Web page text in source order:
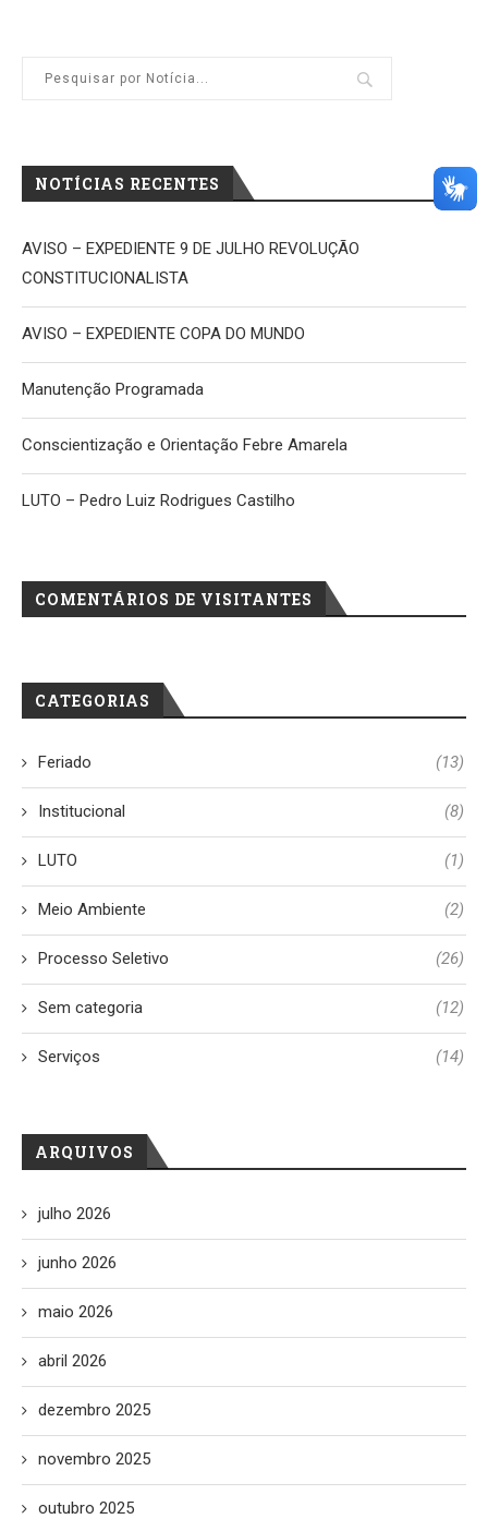
NOTÍCIAS RECENTES
AVISO – EXPEDIENTE 9 DE JULHO REVOLUÇÃO
CONSTITUCIONALISTA
AVISO – EXPEDIENTE COPA DO MUNDO
Manutenção Programada
Conscientização e Orientação Febre Amarela
LUTO – Pedro Luiz Rodrigues Castilho
COMENTÁRIOS DE VISITANTES
CATEGORIAS
Feriado (13)
Institucional (8)
LUTO (1)
Meio Ambiente (2)
Processo Seletivo (26)
Sem categoria (12)
Serviços (14)
ARQUIVOS
julho 2026
junho 2026
maio 2026
abril 2026
dezembro 2025
novembro 2025
outubro 2025